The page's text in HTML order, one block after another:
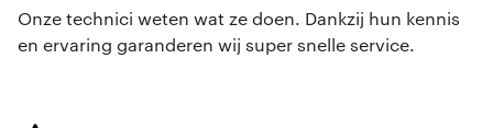
Onze technici weten wat ze doen. Dankzij hun kennis
en ervaring garanderen wij super snelle service.